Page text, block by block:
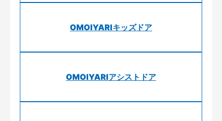
OMOIYARIキッズドア
OMOIYARIアシストドア